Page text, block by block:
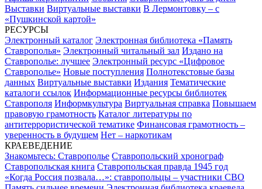
Выставки Виртуальные выставки В Лермонтовку – с
«Пушкинской картой»
РЕСУРСЫ
Электронный каталог Электронная библиотека «Память
Ставрополья» Электронный читальный зал Издано на
Ставрополье: лучшее Электронный ресурс «Цифровое
Ставрополье» Новые поступления Полнотекстовые базы
данных Виртуальные выставки Издания Тематические
каталоги ссылок Информационные ресурсы библиотек
Ставрополя Информкультура Виртуальная справка Повышаем
правовую грамотность Каталог литературы по
антитеррористической тематике Финансовая грамотность –
уверенность в будущем Нет – наркотикам
КРАЕВЕДЕНИЕ
Знакомьтесь: Ставрополье Ставропольский хронограф
Ставропольская книга Ставропольская правда 1945 год
«Когда Россия позвала…»: ставропольцы – участники СВО